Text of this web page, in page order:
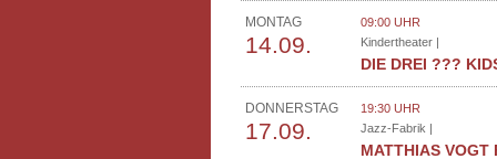
MONTAG
14.09.
09:00 UHR
Kindertheater |
DIE DREI ???
DONNERSTAG
17.09.
19:30 UHR
Jazz-Fabrik |
MATTHIAS VOGT